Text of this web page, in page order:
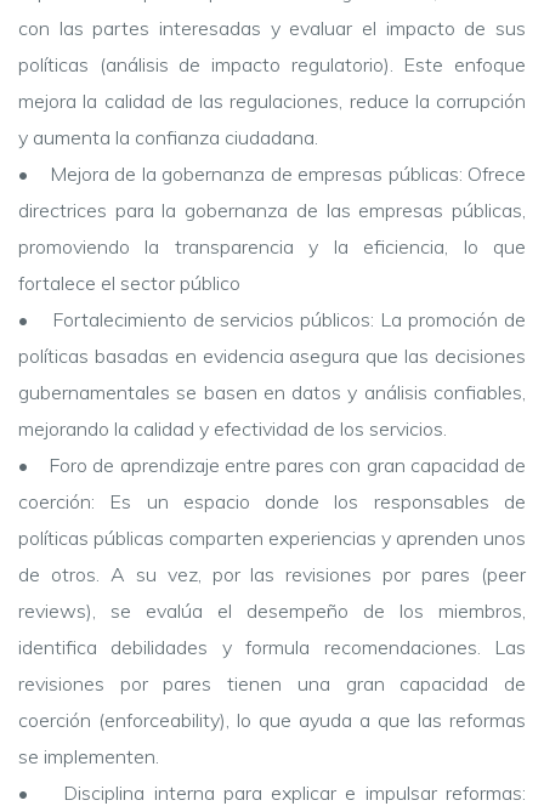
con las partes interesadas y evaluar el impacto de sus
políticas (análisis de impacto regulatorio). Este enfoque
mejora la calidad de las regulaciones, reduce la corrupción
y aumenta la confianza ciudadana.
• Mejora de la gobernanza de empresas públicas: Ofrece
directrices para la gobernanza de las empresas públicas,
promoviendo la transparencia y la eficiencia, lo que
fortalece el sector público
• Fortalecimiento de servicios públicos: La promoción de
políticas basadas en evidencia asegura que las decisiones
gubernamentales se basen en datos y análisis confiables,
mejorando la calidad y efectividad de los servicios.
• Foro de aprendizaje entre pares con gran capacidad de
coerción: Es un espacio donde los responsables de
políticas públicas comparten experiencias y aprenden unos
de otros. A su vez, por las revisiones por pares (peer
reviews), se evalúa el desempeño de los miembros,
identifica debilidades y formula recomendaciones. Las
revisiones por pares tienen una gran capacidad de
coerción (enforceability), lo que ayuda a que las reformas
se implementen.
• Disciplina interna para explicar e impulsar reformas: